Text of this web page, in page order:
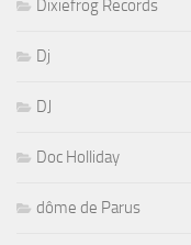
Dixiefrog Records
Dj
DJ
Doc Holliday
dôme de Parus